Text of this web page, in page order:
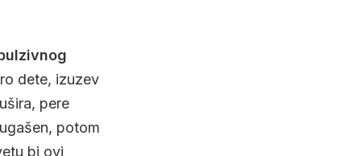
dete, izuzev
pere
potom
bi ovi